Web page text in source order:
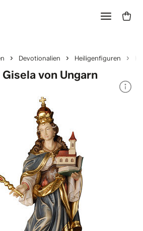
Devotionalien Heiligenfiguren
von Ungarn